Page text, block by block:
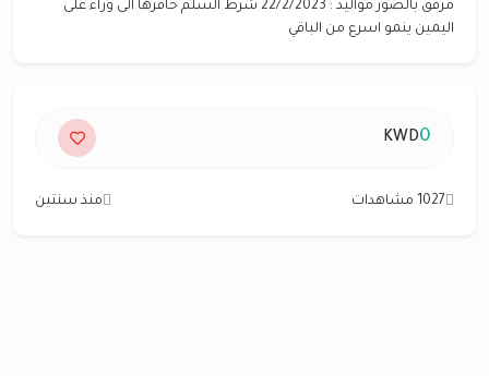
مرفق بالصور مواليد : 22/2/2023 شرط السلم حافرها الى وراء على
اليمين ينمو اسرع من الباقي
0
KWD
1027 مشاهدات منذ سنتين